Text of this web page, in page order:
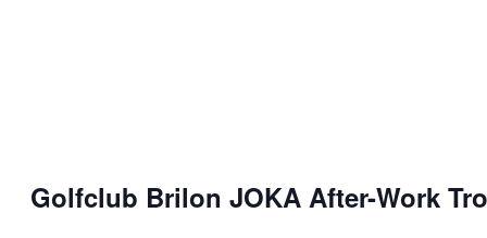
Golfclub Brilon JOKA After-Work